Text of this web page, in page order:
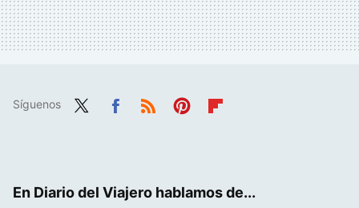
Síguenos
En Diario del Viajero hablamos de...